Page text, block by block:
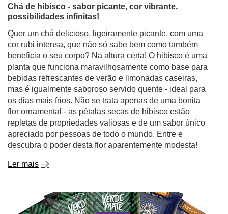
Chá de hibisco - sabor picante, cor vibrante,
possibilidades infinitas!
Quer um chá delicioso, ligeiramente picante, com uma
cor rubi intensa, que não só sabe bem como também
beneficia o seu corpo? Na altura certa! O hibisco é uma
planta que funciona maravilhosamente como base para
bebidas refrescantes de verão e limonadas caseiras,
mas é igualmente saboroso servido quente - ideal para
os dias mais frios. Não se trata apenas de uma bonita
flor ornamental - as pétalas secas de hibisco estão
repletas de propriedades valiosas e de um sabor único
apreciado por pessoas de todo o mundo. Entre e
descubra o poder desta flor aparentemente modesta!
Ler mais